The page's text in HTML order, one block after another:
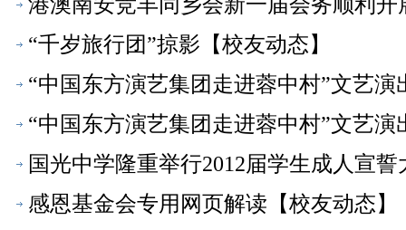
“千岁旅行团”掠影【校友动态】
“中国东方演艺集团走进蓉中村”文艺
“中国东方演艺集团走进蓉中村”文艺
国光中学隆重举行2012届学生成人宣
感恩基金会专用网页解读【校友动态】